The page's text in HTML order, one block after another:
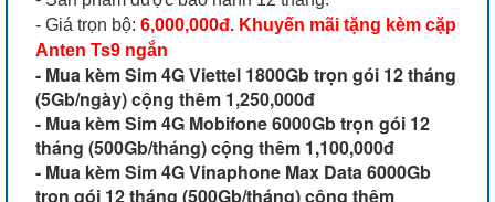
- Giá trọn bộ: 6,000,000đ. Khuyến mãi tặng kèm cặp
Anten Ts9 ngắn
- Mua kèm Sim 4G Viettel 1800Gb trọn gói 12 tháng
(5Gb/ngày) cộng thêm 1,250,000đ
- Mua kèm Sim 4G Mobifone 6000Gb trọn gói 12
tháng (500Gb/tháng) cộng thêm 1,100,000đ
- Mua kèm Sim 4G Vinaphone Max Data 6000Gb
trọn gói 12 tháng (500Gb/tháng) cộng thêm